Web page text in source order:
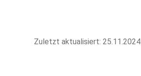
Zuletzt aktualisiert: 25.11.2024